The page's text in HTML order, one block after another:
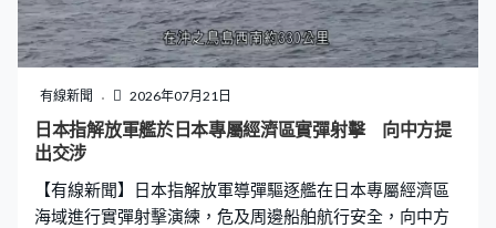
臣，文立彬則由能源大臣轉任外相。貝安德亦招攬了不少
之前退出施紀賢內閣的官員回朝，對施紀賢逼宮的前衛生
大臣施卓添擔任防相；協助貝安德走上權力巔峰的前運輸
大臣賀樂怡，獲任蘭開斯特公爵領地事務大臣掌管內閣；
原外相顧綺慧改任衛生大臣，是少數可留下的施紀賢親
信。 貝安德上任首日跟多國元首通電話，包括美國總統特
以保障英國和盟友安全為首要任務。特朗普則形容貝安
有線新聞 2026年07月21日
日本指解放軍艦於日本專屬經濟區實彈射擊 向中方提
出交涉
【有線新聞】日本指解放軍導彈驅逐艦在日本專屬經濟區
海域進行實彈射擊演練，危及周邊船舶航行安全，向中方